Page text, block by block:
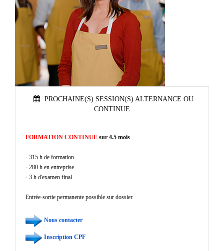
PROCHAINE(S) SESSION(S) ALTERNANCE OU
CONTINUE
FORMATION CONTINUE sur 4.5 mois
- 315 h de formation
- 280 h en entreprise
- 3 h d'examen final
Entrée-sortie permanente possible sur dossier
Nous contacter
Inscription CPF